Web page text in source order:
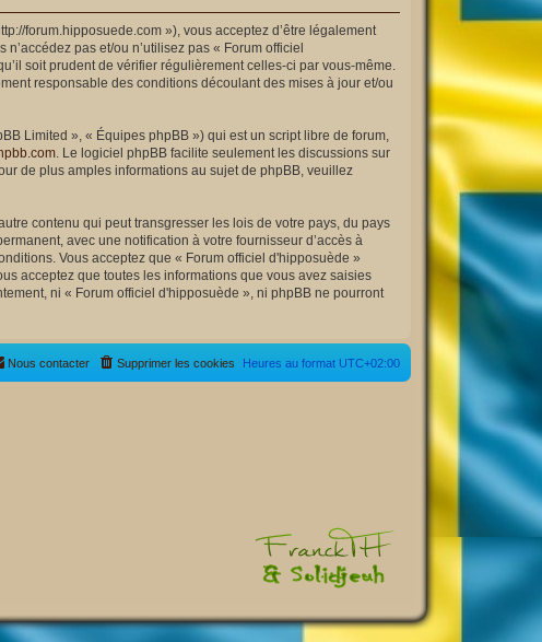
forum.hipposuede.com »), vous acceptez d’être légalement
pas et/ou n’utilisez pas « Forum officiel
soit prudent de vérifier régulièrement celles-ci par vous-même.
responsable des conditions découlant des mises à jour et/ou
Limited », « Équipes phpBB ») qui est un script libre de forum,
. Le logiciel phpBB facilite seulement les discussions sur
de plus amples informations au sujet de phpBB, veuillez
contenu qui peut transgresser les lois de votre pays, du pays
avec une notification à votre fournisseur d’accès à
Vous acceptez que « Forum officiel d'hipposuède »
acceptez que toutes les informations que vous avez saisies
ni « Forum officiel d'hipposuède », ni phpBB ne pourront
Heures au format UTC+02:00
Supprimer les cookies
Nous contacter